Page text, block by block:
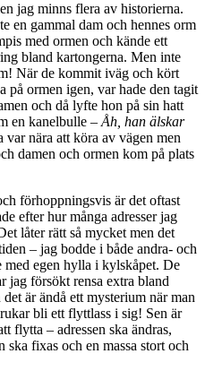
jag minns flera av historierna.
en gammal dam och hennes orm
med ormen och kände ett
bland kartongerna. Men inte
När de kommit iväg och kört
på ormen igen, var hade den tagit
och då lyfte hon på sin hatt
en kanelbulle – Åh, han älskar
var nära att köra av vägen men
damen och ormen kom på plats
förhoppningsvis är det oftast
efter hur många adresser jag
låter rätt så mycket men det
– jag bodde i både andra- och
med egen hylla i kylskåpet. De
jag försökt rensa extra bland
är ändå ett mysterium när man
bli ett flyttlass i sig! Sen är
flytta – adressen ska ändras,
ska fixas och en massa stort och